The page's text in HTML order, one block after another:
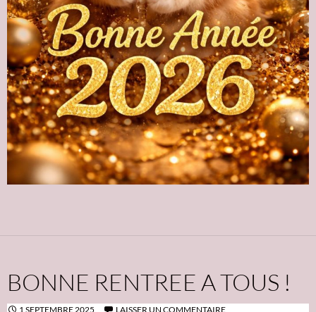
BONNE RENTREE A TOUS !
1 SEPTEMBRE 2025 LAISSER UN COMMENTAIRE